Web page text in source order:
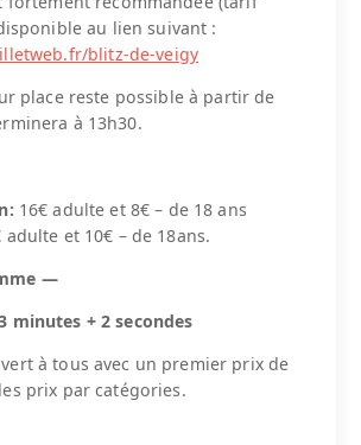
au lien suivant :
blitz-de-veigy
place reste possible à partir de
à 13h30.
16€ adulte et 8€ – de 18 ans
adulte et 10€ – de 18ans.
—
minutes + 2 secondes
à tous avec un premier prix de
prix par catégories.